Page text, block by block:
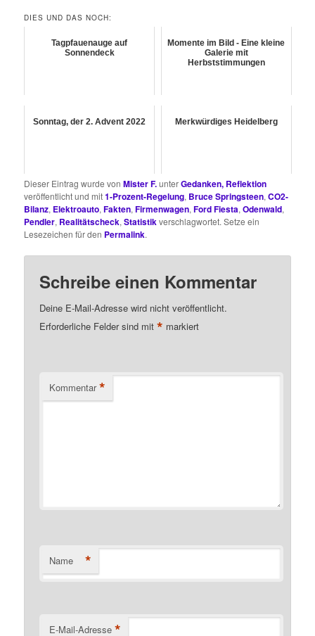
DIES UND DAS NOCH:
Tagpfauenauge auf
Sonnendeck
Momente im Bild - Eine kleine
Galerie mit
Herbststimmungen
Sonntag, der 2. Advent 2022 Merkwürdiges Heidelberg
Dieser Eintrag wurde vonMister F.unterGedanken, Reflektion
veröffentlicht und mit1-Prozent-Regelung, Bruce Springsteen,CO2-
Bilanz, Elektroauto,Fakten,Firmenwagen,Ford Fiesta,Odenwald,
Pendler, Realitätscheck,Statistikverschlagwortet. Setze ein
Lesezeichen für den Permalink.
Schreibe einen Kommentar
Deine E-Mail-Adresse wird nicht veröffentlicht.
Erforderliche Felder sind mit* markiert
Kommentar *
Name *
E-Mail-Adresse *